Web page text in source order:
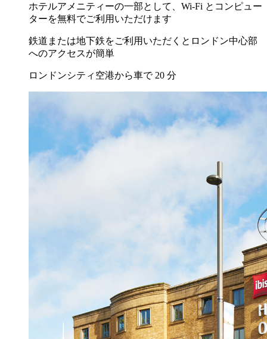
ホテルアメニティーの一部として、Wi-Fi とコンピュー
ターを無料でご利用いただけます
鉄道または地下鉄をご利用いただくとロンドン中心部
へのアクセスが簡単
ロンドンシティ空港から車で 20 分